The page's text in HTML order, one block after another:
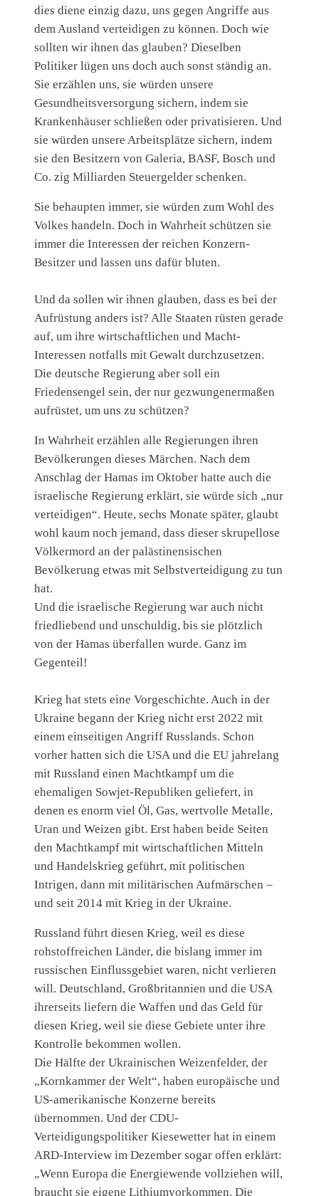
dies diene einzig dazu, uns gegen Angriffe aus
dem Ausland verteidigen zu können. Doch wie
sollten wir ihnen das glauben? Dieselben
Politiker lügen uns doch auch sonst ständig an.
Sie erzählen uns, sie würden unsere
Gesundheitsversorgung sichern, indem sie
Krankenhäuser schließen oder privatisieren. Und
sie würden unsere Arbeitsplätze sichern, indem
sie den Besitzern von Galeria, BASF, Bosch und
Co. zig Milliarden Steuergelder schenken.
Sie behaupten immer, sie würden zum Wohl des
Volkes handeln. Doch in Wahrheit schützen sie
immer die Interessen der reichen Konzern-
Besitzer und lassen uns dafür bluten.
Und da sollen wir ihnen glauben, dass es bei der
Aufrüstung anders ist? Alle Staaten rüsten gerade
auf, um ihre wirtschaftlichen und Macht-
Interessen notfalls mit Gewalt durchzusetzen.
Die deutsche Regierung aber soll ein
Friedensengel sein, der nur gezwungenermaßen
aufrüstet, um uns zu schützen?
In Wahrheit erzählen alle Regierungen ihren
Bevölkerungen dieses Märchen. Nach dem
Anschlag der Hamas im Oktober hatte auch die
israelische Regierung erklärt, sie würde sich „nur
verteidigen“. Heute, sechs Monate später, glaubt
wohl kaum noch jemand, dass dieser skrupellose
Völkermord an der palästinensischen
Bevölkerung etwas mit Selbstverteidigung zu tun
hat.
Und die israelische Regierung war auch nicht
friedliebend und unschuldig, bis sie plötzlich
von der Hamas überfallen wurde. Ganz im
Gegenteil!
Krieg hat stets eine Vorgeschichte. Auch in der
Ukraine begann der Krieg nicht erst 2022 mit
einem einseitigen Angriff Russlands. Schon
vorher hatten sich die USA und die EU jahrelang
mit Russland einen Machtkampf um die
ehemaligen Sowjet-Republiken geliefert, in
denen es enorm viel Öl, Gas, wertvolle Metalle,
Uran und Weizen gibt. Erst haben beide Seiten
den Machtkampf mit wirtschaftlichen Mitteln
und Handelskrieg geführt, mit politischen
Intrigen, dann mit militärischen Aufmärschen –
und seit 2014 mit Krieg in der Ukraine.
Russland führt diesen Krieg, weil es diese
rohstoffreichen Länder, die bislang immer im
russischen Einflussgebiet waren, nicht verlieren
will. Deutschland, Großbritannien und die USA
ihrerseits liefern die Waffen und das Geld für
diesen Krieg, weil sie diese Gebiete unter ihre
Kontrolle bekommen wollen.
Die Hälfte der Ukrainischen Weizenfelder, der
„Kornkammer der Welt“, haben europäische und
US-amerikanische Konzerne bereits
übernommen. Und der CDU-
Verteidigungspolitiker Kiesewetter hat in einem
ARD-Interview im Dezember sogar offen erklärt:
„Wenn Europa die Energiewende vollziehen will,
braucht sie eigene Lithiumvorkommen. Die